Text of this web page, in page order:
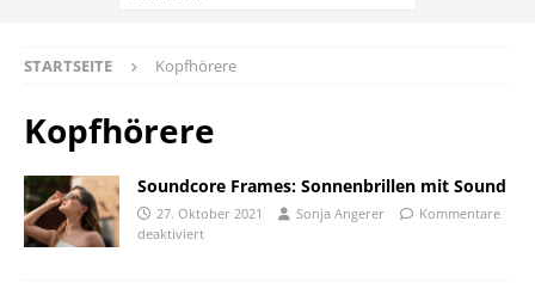
STARTSEITE Kopfhörere
Kopfhörere
Soundcore Frames: Sonnenbrillen mit Sound
27. Oktober 2021 Sonja Angerer
Kommentare
deaktiviert